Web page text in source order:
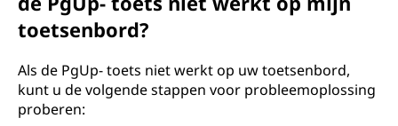
toetsenbord?
Als de PgUp- toets niet werkt op uw toetsenbord,
kunt u de volgende stappen voor probleemoplossing
proberen: